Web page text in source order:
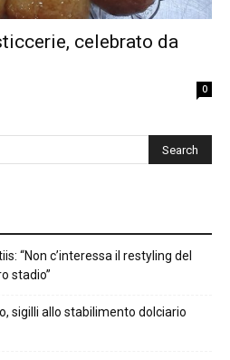
celebrato da
0
“Non c’interessa il restyling del
stadio”
sigilli allo stabilimento dolciario